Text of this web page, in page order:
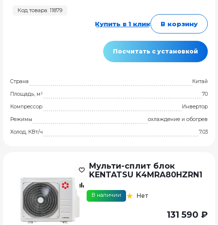
Код товара: 11879
Купить в 1 клик В корзину
Посчитать с установкой
Страна
Китай
Площадь, м²
70
Компрессор
Инвертор
Режимы
охлаждение и обогрев
Холод, КВт/ч
7.03
Мульти-сплит блок
KENTATSU K4MRA80HZRN1
В наличии Нет
131 590 ₽